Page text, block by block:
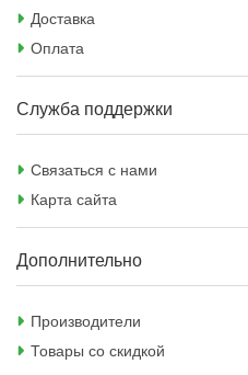
Доставка
Оплата
Служба поддержки
Связаться с нами
Карта сайта
Дополнительно
Производители
Товары со скидкой